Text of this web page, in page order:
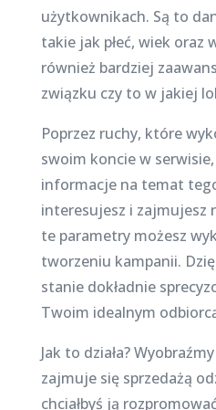
użytkownikach. Są to
takie jak płeć, wiek oraz
również bardziej
związku czy to w jakiej
Poprzez ruchy, które
swoim koncie w
informacje na temat
interesujesz i zajmujesz
te parametry możesz
tworzeniu kampanii.
stanie dokładnie
Twoim idealnym
Jak to działa?
zajmuje się sprzedażą
chciałbyś ją